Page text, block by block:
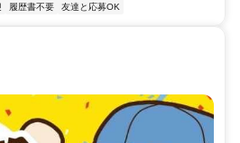
履歴書不要 友達と応募OK